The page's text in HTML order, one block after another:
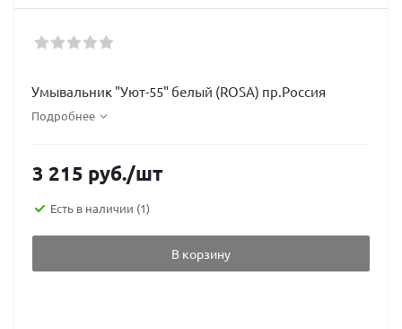
Умывальник "Уют-55" белый (ROSA) пр.Россия
Подробнее
3 215 руб./шт
Есть в наличии (1)
В корзину